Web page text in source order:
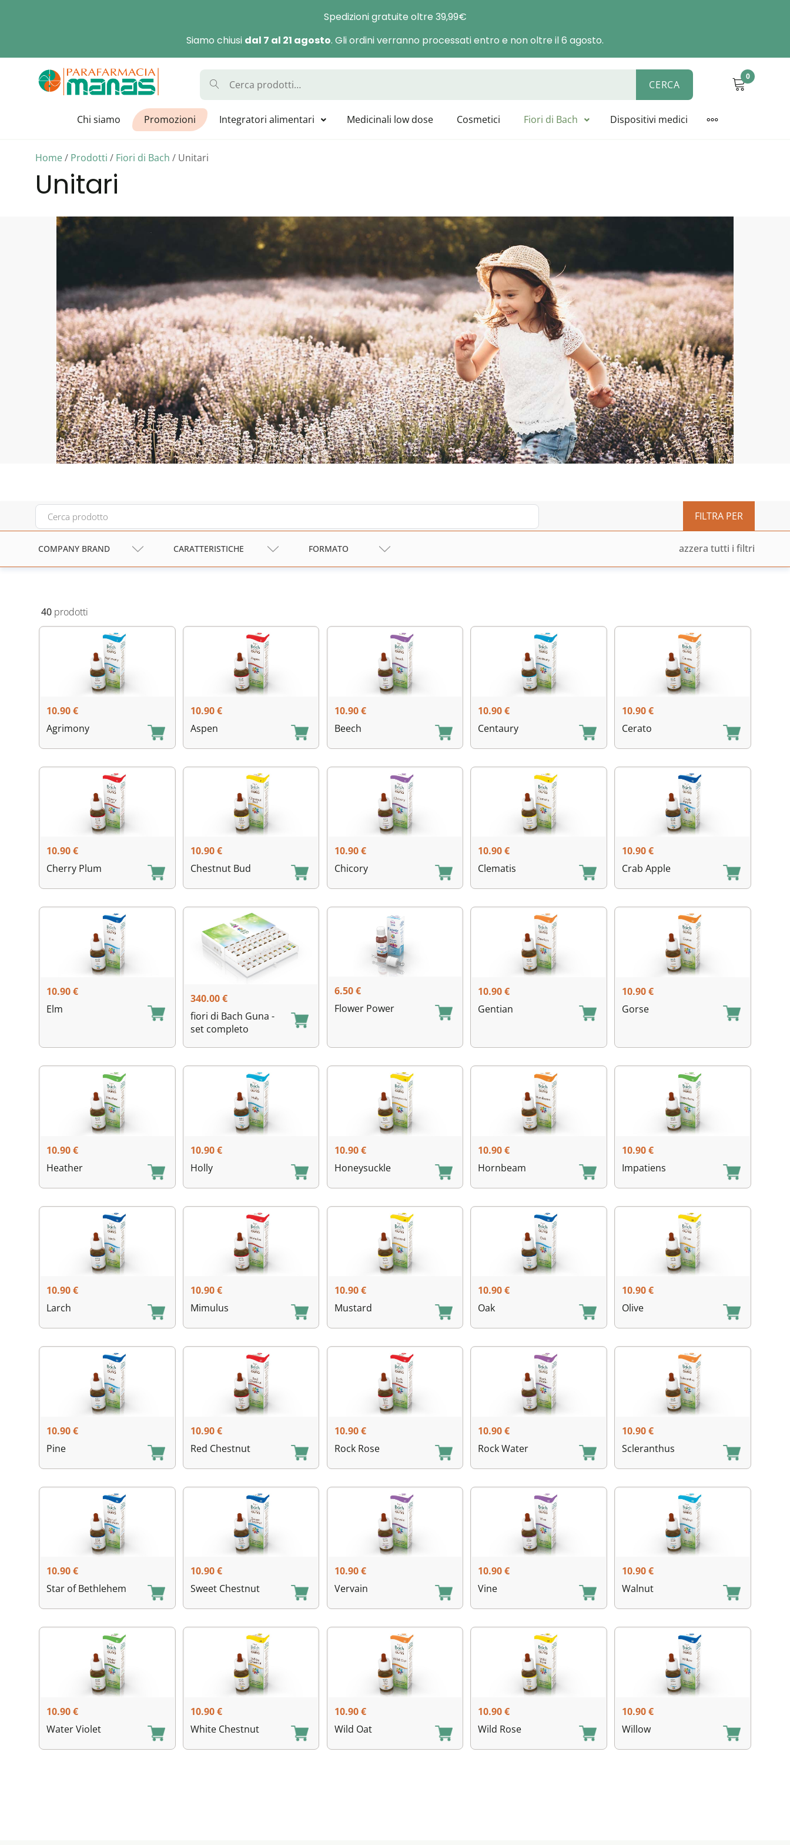
Spedizioni gratuite oltre 39,99€
Siamo chiusi dal 7 al 21 agosto. Gli ordini verranno processati entro e non oltre il 6 agosto.
Parafarmacia Manas
La Parafarmacia con disponibili tutti i prodotti GUNA, HEEL, LABOLIFE, SYMBIOFARM, CATALYSIS, BIOLINE, NOVACELL CERCA
0
Chi siamo Promozioni Integratori alimentari Medicinali low dose Cosmetici Fiori di Bach Dispositivi medici MORE
Home/ Prodotti / Fiori di Bach / Unitari
Unitari
FILTRA PER
COMPANY BRAND CARATTERISTICHE FORMATO azzera tutti i filtri
40 prodotti
10.90€
Agrimony
10.90€
Aspen
10.90€
Beech
10.90€
Centaury
10.90€
Cerato
10.90€
Cherry Plum
10.90€
Chestnut Bud
10.90€
Chicory
10.90€
Clematis
10.90€
Crab Apple
10.90€
Elm
340.00€
fiori di Bach Guna -
set completo
6.50€
Flower Power
10.90€
Gentian
10.90€
Gorse
10.90€
Heather
10.90€
Holly
10.90€
Honeysuckle
10.90€
Hornbeam
10.90€
Impatiens
10.90€
Larch
10.90€
Mimulus
10.90€
Mustard
10.90€
Oak
10.90€
Olive
10.90€
Pine
10.90€
Red Chestnut
10.90€
Rock Rose
10.90€
Rock Water
10.90€
Scleranthus
10.90€
Star of Bethlehem
10.90€
Sweet Chestnut
10.90€
Vervain
10.90€
Vine
10.90€
Walnut
10.90€
Water Violet
10.90€
White Chestnut
10.90€
Wild Oat
10.90€
Wild Rose
10.90€
Willow